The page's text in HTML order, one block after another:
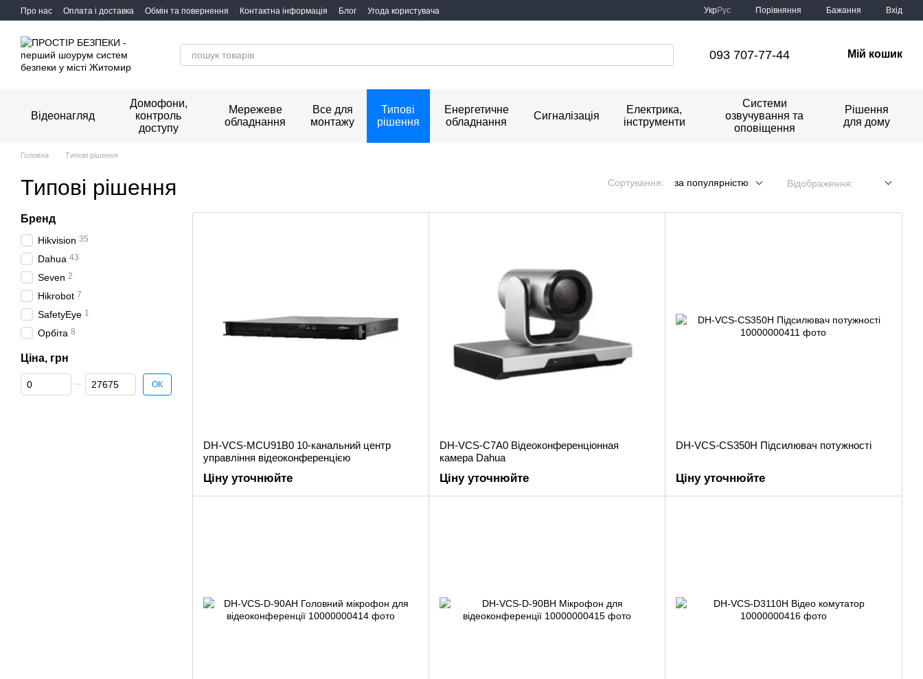
Перейти до основного контенту
Про нас Оплата і доставка Обмін та повернення Контактна інформація Блог Угода користувача УкрРус Порівняння Бажання Вхід
093 707-77-44 Мій кошик
Відеонагляд
Домофони,
контроль
доступу
Мережеве
обладнання
Все для
монтажу
Типові
рішення
Енергетичне
обладнання
Сигналізація
Електрика,
інструменти
Системи
озвучування та
оповіщення
Рішення
для дому
Головна Типові рішення
Типові рішення Сортування: за популярністю Відображення:
DH-VCS-MCU91B0 10-канальний центр
управління відеоконференцією
Ціну уточнюйте
DH-VCS-C7A0 Відеоконференціонная
камера Dahua
Ціну уточнюйте
DH-VCS-CS350H Підсилювач потужності
Ціну уточнюйте
Бренд
Hikvision 35
Dahua 43
Seven 2
Hikrobot 7
SafetyEye 1
Орбіта 8
Ціна, грн
Від Ціна, грн
До Ціна, грн ОК